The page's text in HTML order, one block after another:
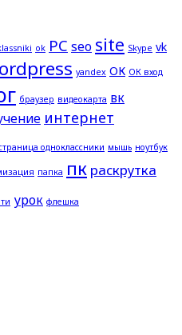
ok PC seo site Skype vk
yandex ОК ОК вход
браузер видеокарта вк
интернет
одноклассники мышь ноутбук
папка пк раскрутка
урок флешка